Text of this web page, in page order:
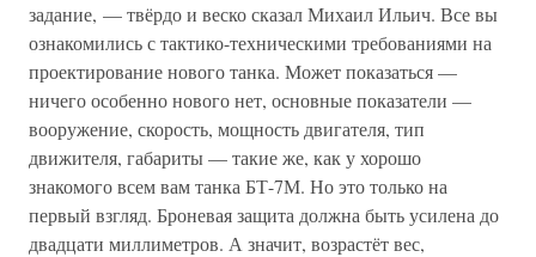
задание, — твёрдо и веско сказал Михаил Ильич. Все вы
ознакомились с тактико-техническими требованиями на
проектирование нового танка. Может показаться —
ничего особенно нового нет, основные показатели —
вооружение, скорость, мощность двигателя, тип
движителя, габариты — такие же, как у хорошо
знакомого всем вам танка БТ-7М. Но это только на
первый взгляд. Броневая защита должна быть усилена до
двадцати миллиметров. А значит, возрастёт вес,